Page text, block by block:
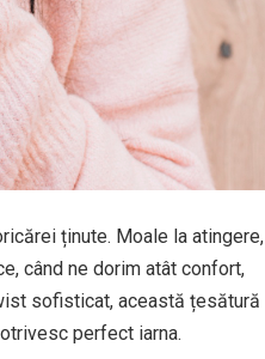
ținute. Moale la atingere,
când ne dorim atât confort,
sofisticat, această țesătură
perfect iarna.